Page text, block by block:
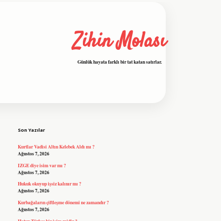
Zihin Molası
Günlük hayata farklı bir tat katan satırlar.
Son Yazılar
Kurtlar Vadisi Altın Kelebek Aldı mı ?
Ağustos 7, 2026
IZGE diye isim var mı ?
Ağustos 7, 2026
Hukuk okuyup işsiz kalınır mı ?
Ağustos 7, 2026
Kurbağaların çiftleşme dönemi ne zamandır ?
Ağustos 7, 2026